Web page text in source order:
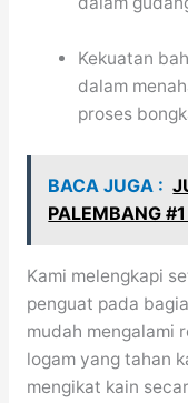
Kekuatan
dalam
proses
BACA JUGA :
PALEMBANG
Kami melengkapi
penguat pada
mudah mengalami
logam yang tahan
mengikat kain